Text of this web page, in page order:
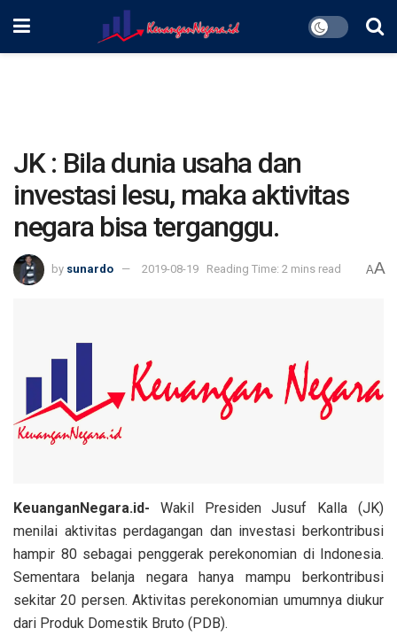
JK : Bila dunia usaha dan
investasi lesu, maka aktivitas
negara bisa terganggu.
by sunardo 2019-08-19 Reading Time: 2 mins read AA
KeuanganNegara.id- Wakil Presiden Jusuf Kalla (JK)
menilai aktivitas perdagangan dan investasi berkontribusi
hampir 80 sebagai penggerak perekonomian di Indonesia.
Sementara belanja negara hanya mampu berkontribusi
sekitar 20 persen. Aktivitas perekonomian umumnya diukur
dari Produk Domestik Bruto (PDB).